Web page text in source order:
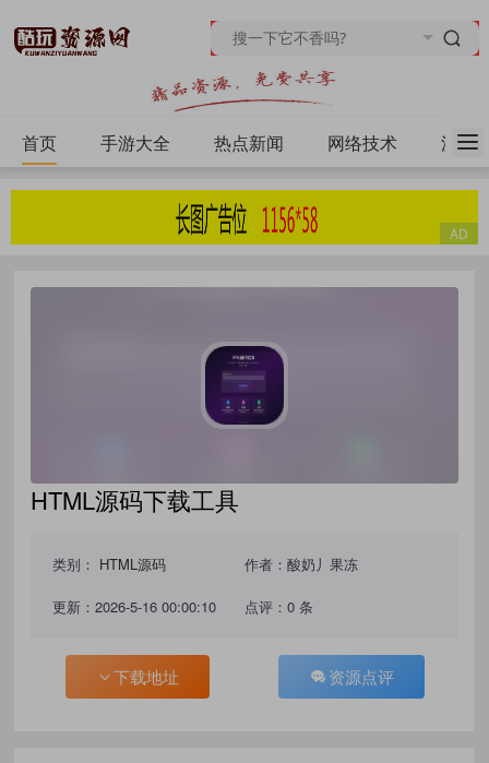
首页 手游大全 热点新闻 网络技术 源码
HTML源码下载工具
类别： HTML源码 作者：酸奶丿果冻
更新：2026-5-16 00:00:10 点评：0 条
下载地址 资源点评